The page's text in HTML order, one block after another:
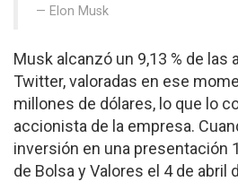
Elon Musk
Musk alcanzó un 9,13 % de
Twitter, valoradas en ese
millones de dólares, lo que lo
accionista de la empresa.
inversión en una presentación
de Bolsa y Valores el 4 de abril